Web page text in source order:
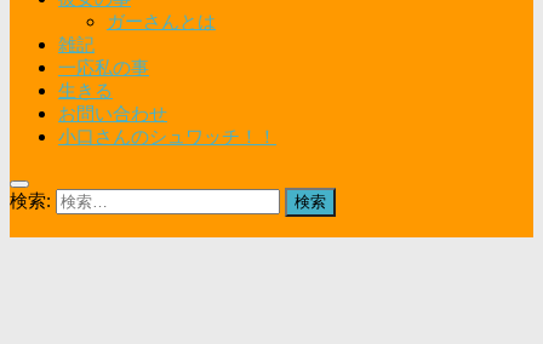
ガーさんとは
雑記
一応私の事
生きる
お問い合わせ
小口さんのシュワッチ！！
検索: